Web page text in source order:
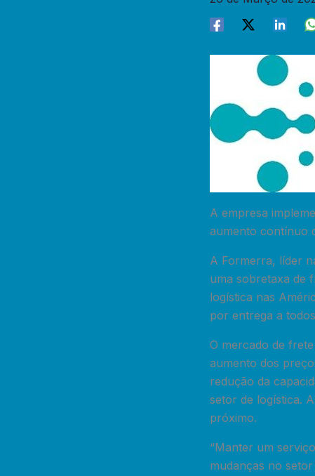
A empresa
aumento contínuo
A Formerra, líder
uma sobretaxa de
logística nas
por entrega a
O mercado de
aumento dos
redução da
setor de logística.
próximo.
“Manter um
mudanças no